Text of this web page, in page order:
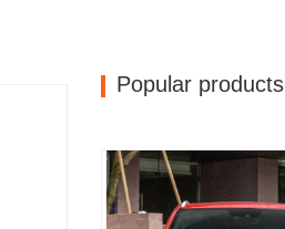
Popular products